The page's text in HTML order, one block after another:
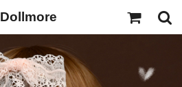
Dollmore